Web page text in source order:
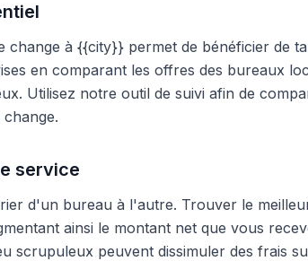
change à {{city}} permet de bénéficier de
en comparant les offres des bureaux
Utilisez notre outil de suivi afin de
service
d'un bureau à l'autre. Trouver le
ainsi le montant net que vous
scrupuleux peuvent dissimuler des frais